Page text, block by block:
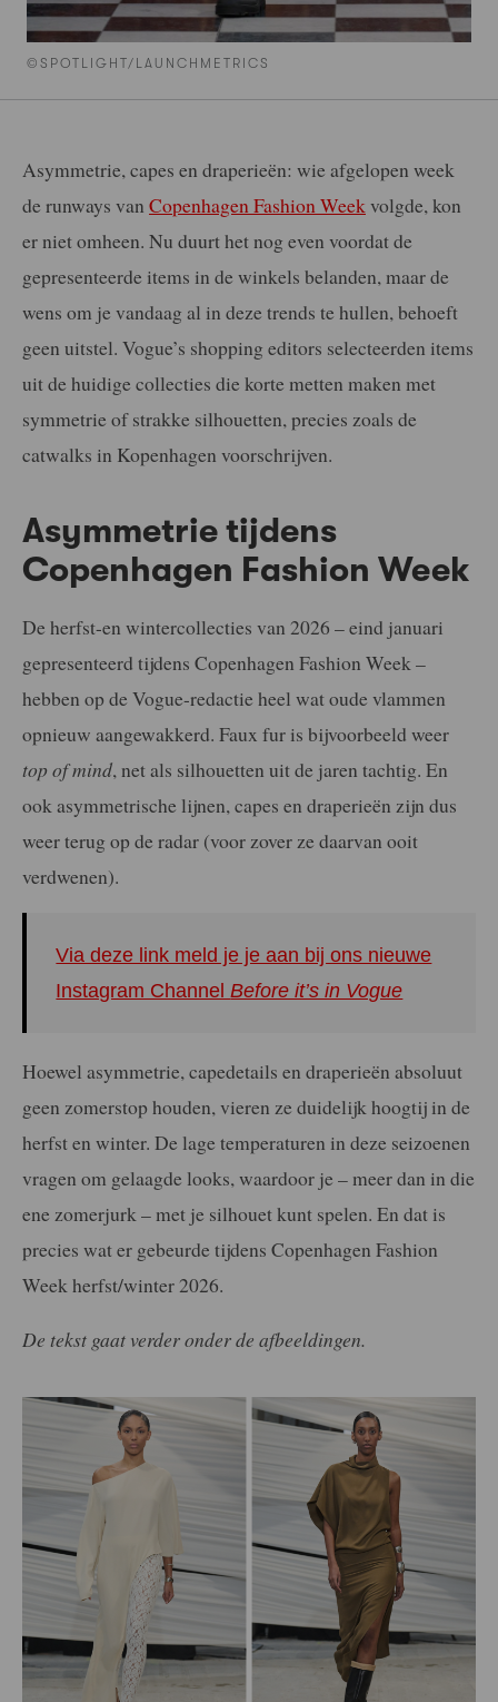
©SPOTLIGHT/LAUNCHMETRICS
Asymmetrie, capes en draperieën: wie afgelopen week
de runways van Copenhagen Fashion Week volgde, kon
er niet omheen. Nu duurt het nog even voordat de
gepresenteerde items in de winkels belanden, maar de
wens om je vandaag al in deze trends te hullen, behoeft
geen uitstel. Vogue’s shopping editors selecteerden items
uit de huidige collecties die korte metten maken met
symmetrie of strakke silhouetten, precies zoals de
catwalks in Kopenhagen voorschrijven.
Asymmetrie tijdens
Copenhagen Fashion Week
De herfst-en wintercollecties van 2026 – eind januari
gepresenteerd tijdens Copenhagen Fashion Week –
hebben op de Vogue-redactie heel wat oude vlammen
opnieuw aangewakkerd. Faux fur is bijvoorbeeld weer
top of mind, net als silhouetten uit de jaren tachtig. En
ook asymmetrische lijnen, capes en draperieën zijn dus
weer terug op de radar (voor zover ze daarvan ooit
verdwenen).
Via deze link meld je je aan bij ons nieuwe
Instagram ChannelBefore it’s in Vogue
Hoewel asymmetrie, capedetails en draperieën absoluut
geen zomerstop houden, vieren ze duidelijk hoogtij in de
herfst en winter. De lage temperaturen in deze seizoenen
vragen om gelaagde looks, waardoor je – meer dan in die
ene zomerjurk – met je silhouet kunt spelen. En dat is
precies wat er gebeurde tijdens Copenhagen Fashion
Week herfst/winter 2026.
De tekst gaat verder onder de afbeeldingen.